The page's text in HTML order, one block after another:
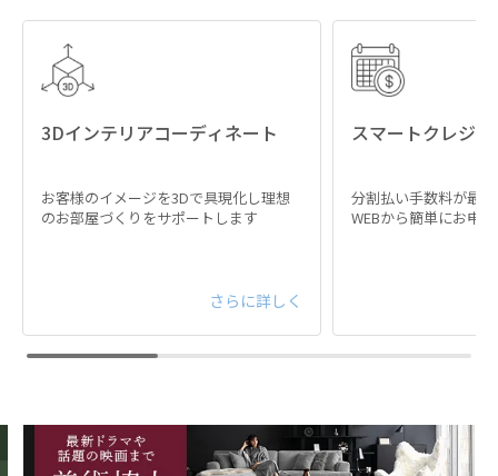
端正な木目が美しいオーク突板
繊細な美しい木目が特徴のオーク。細やかな凸凹や
異なる木目の美しさが、お部屋の空間に豊かな表情
3Dインテリアコーディネート
お客様のイメージを3Dで具現化し理想
のお部屋づくりをサポートします
さらに詳しく
スマートクレジ
分割払い手数料が最
WEBから簡単にお申